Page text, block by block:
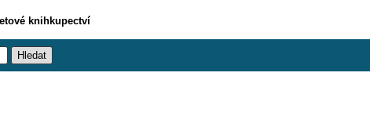
knihkupectví